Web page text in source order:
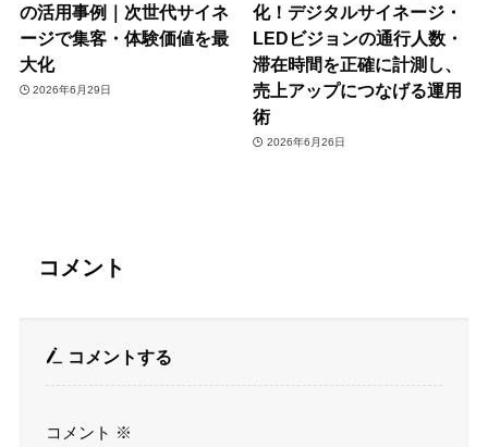
の活用事例｜次世代サイネ
ージで集客・体験価値を最
大化
2026年6月29日
化！デジタルサイネージ・
LEDビジョンの通行人数・
滞在時間を正確に計測し、
売上アップにつなげる運用
術
2026年6月26日
コメント
コメントする
コメント ※